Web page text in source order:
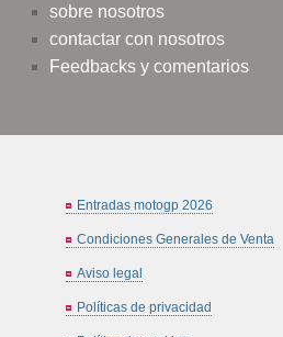
sobre nosotros
contactar con nosotros
Feedbacks y comentarios
Entradas motogp 2026
Condiciones Generales de Venta
Aviso legal
Políticas de privacidad